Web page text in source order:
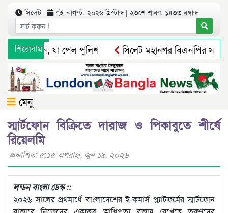
সিলেট ৭ই আগস্ট, ২০২৬ খ্রিস্টাব্দ | ২৩শে শ্রাবণ, ১৪৩৩ বঙ্গাব্দ
শিরোনাম
অভিযান, যা পেল পুলিশ
সিলেট মহানগর বিএনপির
উদ্বোধন করলেন ইলিয়াসপুত্র ব্যারিস্টার আবরার ইলিয়াস অর্নব
মেনু
স্মার্টফোন বিক্রিতে দারাজ ও পিকাবুতে শীর্ষে
রিয়েলমি
প্রকাশিত: ৫:১৫ অপরাহ্ণ, জুন ১৯, ২০২৬
লন্ডন বাংলা ডেস্ক ::
২০২৬ সালের প্রথমার্ধে বাংলাদেশের ই-কমার্স প্ল্যাটফর্মের স্মার্টফোন